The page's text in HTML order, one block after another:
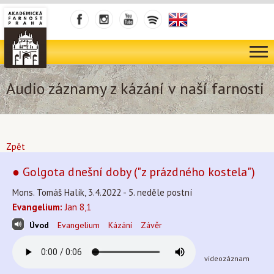
Audio záznamy z kázání v naší farnosti
Zpět
● Golgota dnešní doby ("z prázdného kostela")
Mons. Tomáš Halík, 3.4.2022 - 5. neděle postní
Evangelium: Jan 8,1
Úvod Evangelium Kázání Závěr
videozáznam